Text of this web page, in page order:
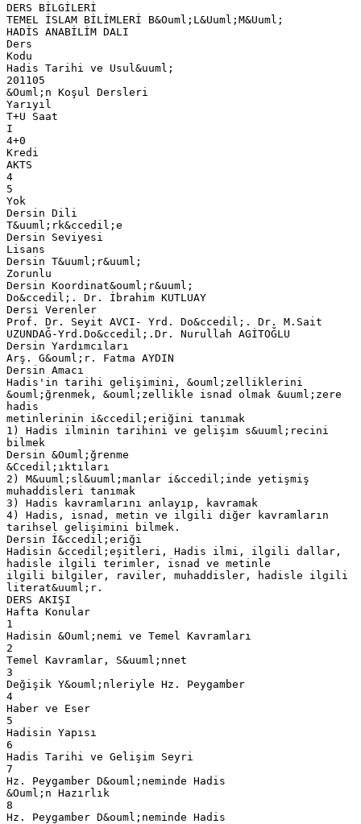
DERS BİLGİLERİ
TEMEL İSLAM BİLİMLERİ B&Ouml;L&Uuml;M&Uuml;
HADİS ANABİLİM DALI
Ders
Kodu
Hadis Tarihi ve Usul&uuml;
201105
&Ouml;n Koşul Dersleri
Yarıyıl
T+U Saat
I
4+0
Kredi
AKTS
4
5
Yok
Dersin Dili
T&uuml;rk&ccedil;e
Dersin Seviyesi
Lisans
Dersin T&uuml;r&uuml;
Zorunlu
Dersin Koordinat&ouml;r&uuml;
Do&ccedil;. Dr. İbrahim KUTLUAY
Dersi Verenler
Prof. Dr. Seyit AVCI- Yrd. Do&ccedil;. Dr. M.Sait
UZUNDAĞ-Yrd.Do&ccedil;.Dr. Nurullah AGİTOĞLU
Dersin Yardımcıları
Arş. G&ouml;r. Fatma AYDIN
Dersin Amacı
Hadis'in tarihi gelişimini, &ouml;zelliklerini
&ouml;ğrenmek, &ouml;zellikle isnad olmak &uuml;zere
hadis
metinlerinin i&ccedil;eriğini tanımak
1) Hadis ilminin tarihini ve gelişim s&uuml;recini
bilmek
Dersin &Ouml;ğrenme
&Ccedil;ıktıları
2) M&uuml;sl&uuml;manlar i&ccedil;inde yetişmiş
muhaddisleri tanımak
3) Hadis kavramlarını anlayıp, kavramak
4) Hadis, isnad, metin ve ilgili diğer kavramların
tarihsel gelişimini bilmek.
Dersin İ&ccedil;eriği
Hadisin &ccedil;eşitleri, Hadis ilmi, ilgili dallar,
hadisle ilgili terimler, isnad ve metinle
ilgili bilgiler, raviler, muhaddisler, hadisle ilgili
literat&uuml;r.
DERS AKIŞI
Hafta Konular
1
Hadisin &Ouml;nemi ve Temel Kavramları
2
Temel Kavramlar, S&uuml;nnet
3
Değişik Y&ouml;nleriyle Hz. Peygamber
4
Haber ve Eser
5
Hadisin Yapısı
6
Hadis Tarihi ve Gelişim Seyri
7
Hz. Peygamber D&ouml;neminde Hadis
&Ouml;n Hazırlık
8
Hz. Peygamber D&ouml;neminde Hadis